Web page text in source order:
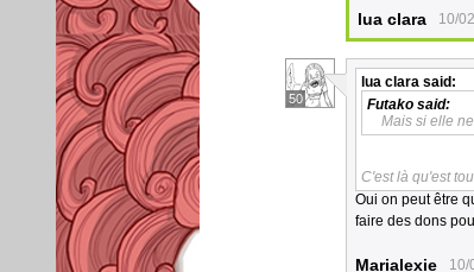
lua clara 10/
50
lua clara said:
Futako said:
Mais si elle
C'est là qu'est
Oui on peut être
faire des dons
Marialexie 10/